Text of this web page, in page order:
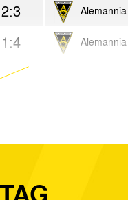
2:3
1:4
1:0
3:0 SC